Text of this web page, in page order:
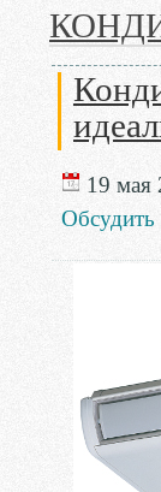
19 мая
Обсудить